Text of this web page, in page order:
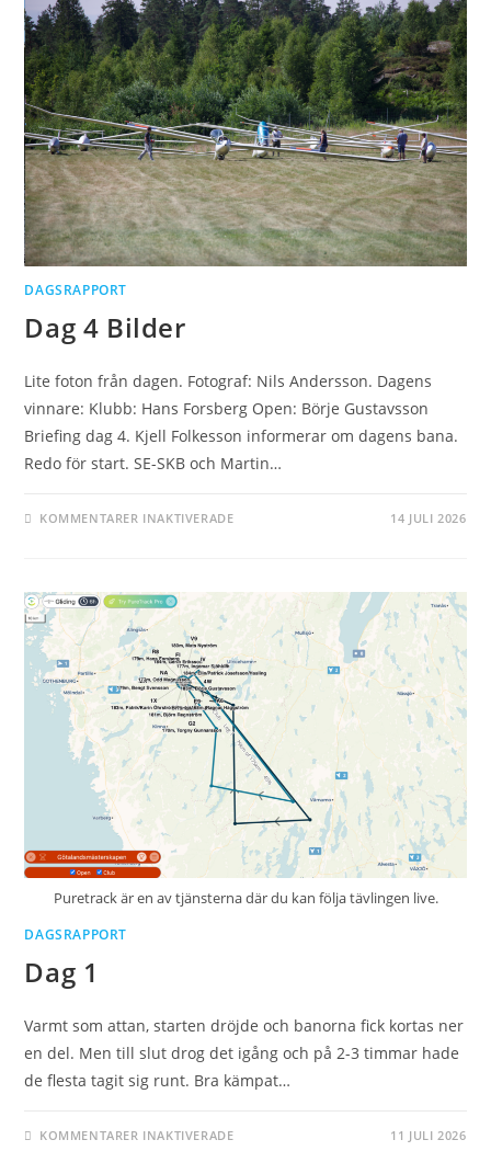
DAGSRAPPORT
Dag 4 Bilder
Lite foton från dagen. Fotograf: Nils Andersson. Dagens
vinnare: Klubb: Hans Forsberg Open: Börje Gustavsson
Briefing dag 4. Kjell Folkesson informerar om dagens bana.
Redo för start. SE-SKB och Martin…
KOMMENTARER INAKTIVERADEFÖR 14 JULI 2026
Puretrack är en av tjänsterna där du kan följa tävlingen live.
DAGSRAPPORT
Dag 1
Varmt som attan, starten dröjde och banorna fick kortas ner
en del. Men till slut drog det igång och på 2-3 timmar hade
de flesta tagit sig runt. Bra kämpat…
KOMMENTARER INAKTIVERADEFÖR 11 JULI 2026